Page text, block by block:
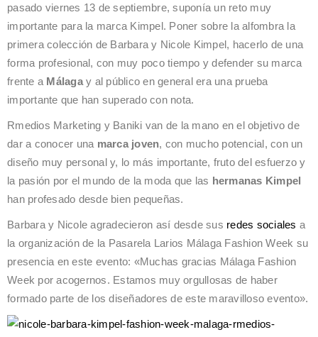
pasado viernes 13 de septiembre, suponía un reto muy
importante para la marca Kimpel. Poner sobre la alfombra la
primera colección de Barbara y Nicole Kimpel, hacerlo de una
forma profesional, con muy poco tiempo y defender su marca
frente a Málagay al público en general era una prueba
importante que han superado con nota.
Rmedios Marketing y Baniki van de la mano en el objetivo de
dar a conocer una marca joven, con mucho potencial, con un
diseño muy personal y, lo más importante, fruto del esfuerzo y
la pasión por el mundo de la moda que las hermanas Kimpel
han profesado desde bien pequeñas.
Barbara y Nicole agradecieron así desde sus redes sociales a
la organización de la Pasarela Larios Málaga Fashion Week su
presencia en este evento: «Muchas gracias Málaga Fashion
Week por acogernos. Estamos muy orgullosas de haber
formado parte de los diseñadores de este maravilloso evento».